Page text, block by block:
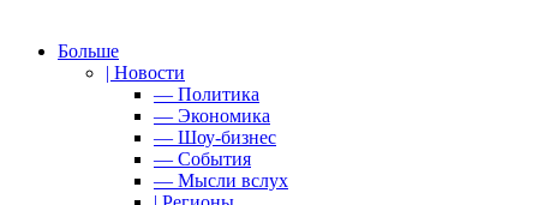
Больше
| Новости
— Политика
— Экономика
— Шоу-бизнес
— События
— Мысли вслух